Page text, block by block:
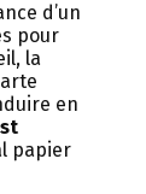
d’un
pour
la
en
papier